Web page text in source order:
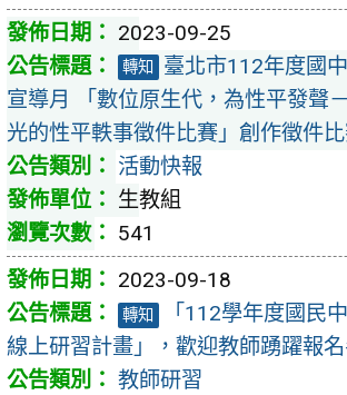
2023-09-25
轉知
臺北市112年度國
宣導月 「數位原生代，為性平發聲
光的性平軼事徵件比賽」創作徵件
活動快報
生教組
541
2023-09-18
轉知
「112學年度國民
線上研習計畫」，歡迎教師踴躍報
教師研習